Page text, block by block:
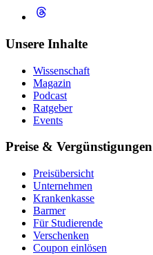
Unsere Inhalte
Wissenschaft
Magazin
Podcast
Ratgeber
Events
Preise & Vergünstigungen
Preisübersicht
Unternehmen
Krankenkasse
Barmer
Für Studierende
Ver­schen­ken
Coupon einlösen